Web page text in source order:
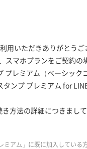
用いただきありがとうご
スマホプランをご契約の
プレミアム（ベーシック
タンプ プレミアム for
方法の詳細につきまし
アム」に既に加入している